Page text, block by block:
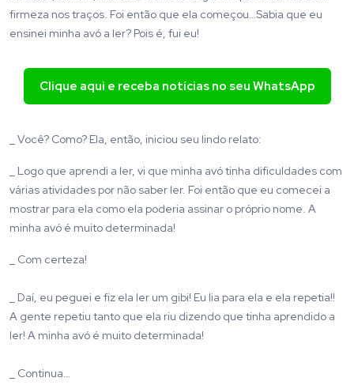
firmeza nos traços. Foi então que ela começou…Sabia que eu
ensinei minha avó a ler? Pois é, fui eu!
Clique aqui e receba notícias no seu WhatsApp
_ Você? Como? Ela, então, iniciou seu lindo relato:
_ Logo que aprendi a ler, vi que minha avó tinha dificuldades com
várias atividades por não saber ler. Foi então que eu comecei a
mostrar para ela como ela poderia assinar o próprio nome. A
minha avó é muito determinada!
_ Com certeza!
_ Daí, eu peguei e fiz ela ler um gibi! Eu lia para ela e ela repetia!!
A gente repetiu tanto que ela riu dizendo que tinha aprendido a
ler! A minha avó é muito determinada!
_ Continua…